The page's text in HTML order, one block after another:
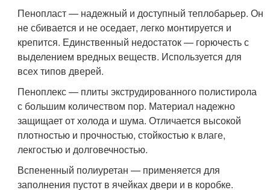
Пенопласт — надежный и доступный теплобарьер. Он
не сбивается и не оседает, легко монтируется и
крепится. Единственный недостаток — горючесть с
выделением вредных веществ. Используется для
всех типов дверей.
Пеноплекс — плиты экструдированного полистирола
с большим количеством пор. Материал надежно
защищает от холода и шума. Отличается высокой
плотностью и прочностью, стойкостью к влаге,
лекгостью и долговечностью.
Вспененный полиуретан — применяется для
заполнения пустот в ячейках двери и в коробке.